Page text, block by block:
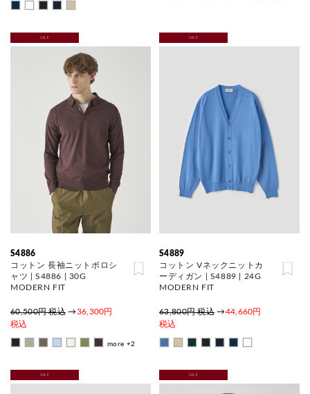
SALE
S4886
コットン 長袖ニットポロシ
ャツ | S4886 | 30G
MODERN FIT
60,500円 税込 →36,300円
税込
more +2
SALE
S4889
コットン Vネックニットカ
ーディガン | S4889 | 24G
MODERN FIT
63,800円 税込 →44,660円
税込
SALE SALE